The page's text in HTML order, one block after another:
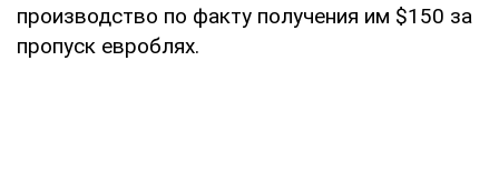
производство по факту получения им $150 за
пропуск евроблях.